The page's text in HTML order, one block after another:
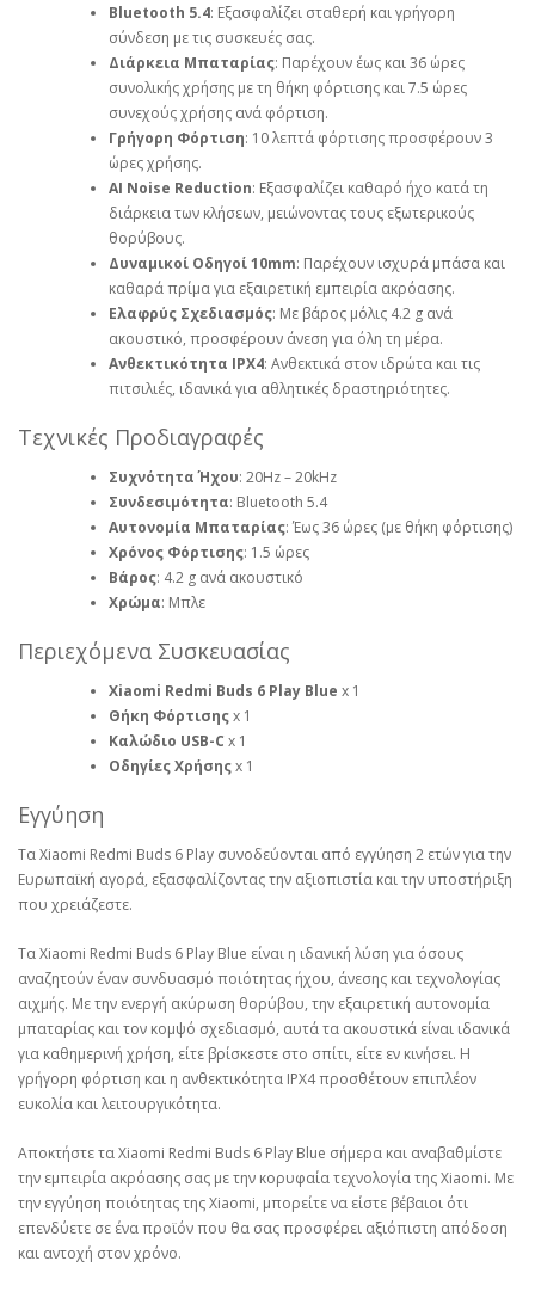
Bluetooth 5.4: Εξασφαλίζει σταθερή και γρήγορη
σύνδεση με τις συσκευές σας.
Διάρκεια Μπαταρίας: Παρέχουν έως και 36 ώρες
συνολικής χρήσης με τη θήκη φόρτισης και 7.5 ώρες
συνεχούς χρήσης ανά φόρτιση.
Γρήγορη Φόρτιση: 10 λεπτά φόρτισης προσφέρουν 3
ώρες χρήσης.
AI Noise Reduction: Εξασφαλίζει καθαρό ήχο κατά τη
διάρκεια των κλήσεων, μειώνοντας τους εξωτερικούς
θορύβους.
Δυναμικοί Οδηγοί 10mm: Παρέχουν ισχυρά μπάσα και
καθαρά πρίμα για εξαιρετική εμπειρία ακρόασης.
Ελαφρύς Σχεδιασμός: Με βάρος μόλις 4.2 g ανά
ακουστικό, προσφέρουν άνεση για όλη τη μέρα.
Ανθεκτικότητα IPX4: Ανθεκτικά στον ιδρώτα και τις
πιτσιλιές, ιδανικά για αθλητικές δραστηριότητες.
Τεχνικές Προδιαγραφές
Συχνότητα Ήχου: 20Hz – 20kHz
Συνδεσιμότητα: Bluetooth 5.4
Αυτονομία Μπαταρίας: Έως 36 ώρες (με θήκη φόρτισης)
Χρόνος Φόρτισης: 1.5 ώρες
Βάρος: 4.2 g ανά ακουστικό
Χρώμα: Μπλε
Περιεχόμενα Συσκευασίας
Xiaomi Redmi Buds 6 Play Blue x 1
Θήκη Φόρτισηςx 1
Καλώδιο USB-C x 1
Οδηγίες Χρήσηςx 1
Εγγύηση
Τα Xiaomi Redmi Buds 6 Play συνοδεύονται από εγγύηση 2 ετών για την
Ευρωπαϊκή αγορά, εξασφαλίζοντας την αξιοπιστία και την υποστήριξη
που χρειάζεστε.
Τα Xiaomi Redmi Buds 6 Play Blue είναι η ιδανική λύση για όσους
αναζητούν έναν συνδυασμό ποιότητας ήχου, άνεσης και τεχνολογίας
αιχμής. Με την ενεργή ακύρωση θορύβου, την εξαιρετική αυτονομία
μπαταρίας και τον κομψό σχεδιασμό, αυτά τα ακουστικά είναι ιδανικά
για καθημερινή χρήση, είτε βρίσκεστε στο σπίτι, είτε εν κινήσει. Η
γρήγορη φόρτιση και η ανθεκτικότητα IPX4 προσθέτουν επιπλέον
ευκολία και λειτουργικότητα.
Αποκτήστε τα Xiaomi Redmi Buds 6 Play Blue σήμερα και αναβαθμίστε
την εμπειρία ακρόασης σας με την κορυφαία τεχνολογία της Xiaomi. Με
την εγγύηση ποιότητας της Xiaomi, μπορείτε να είστε βέβαιοι ότι
επενδύετε σε ένα προϊόν που θα σας προσφέρει αξιόπιστη απόδοση
και αντοχή στον χρόνο.